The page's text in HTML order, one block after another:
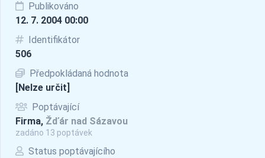
Publikováno
12. 7. 2004 00:00
Identifikátor
506
Předpokládaná hodnota
[Nelze určit]
Poptávající
Firma, Žďár nad Sázavou
zadáno 13 poptávek
Status poptávajícího